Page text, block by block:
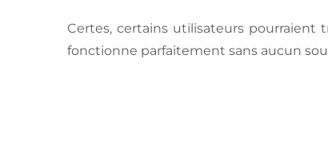
Certes, certains utilisateurs pourraient
fonctionne parfaitement sans aucun